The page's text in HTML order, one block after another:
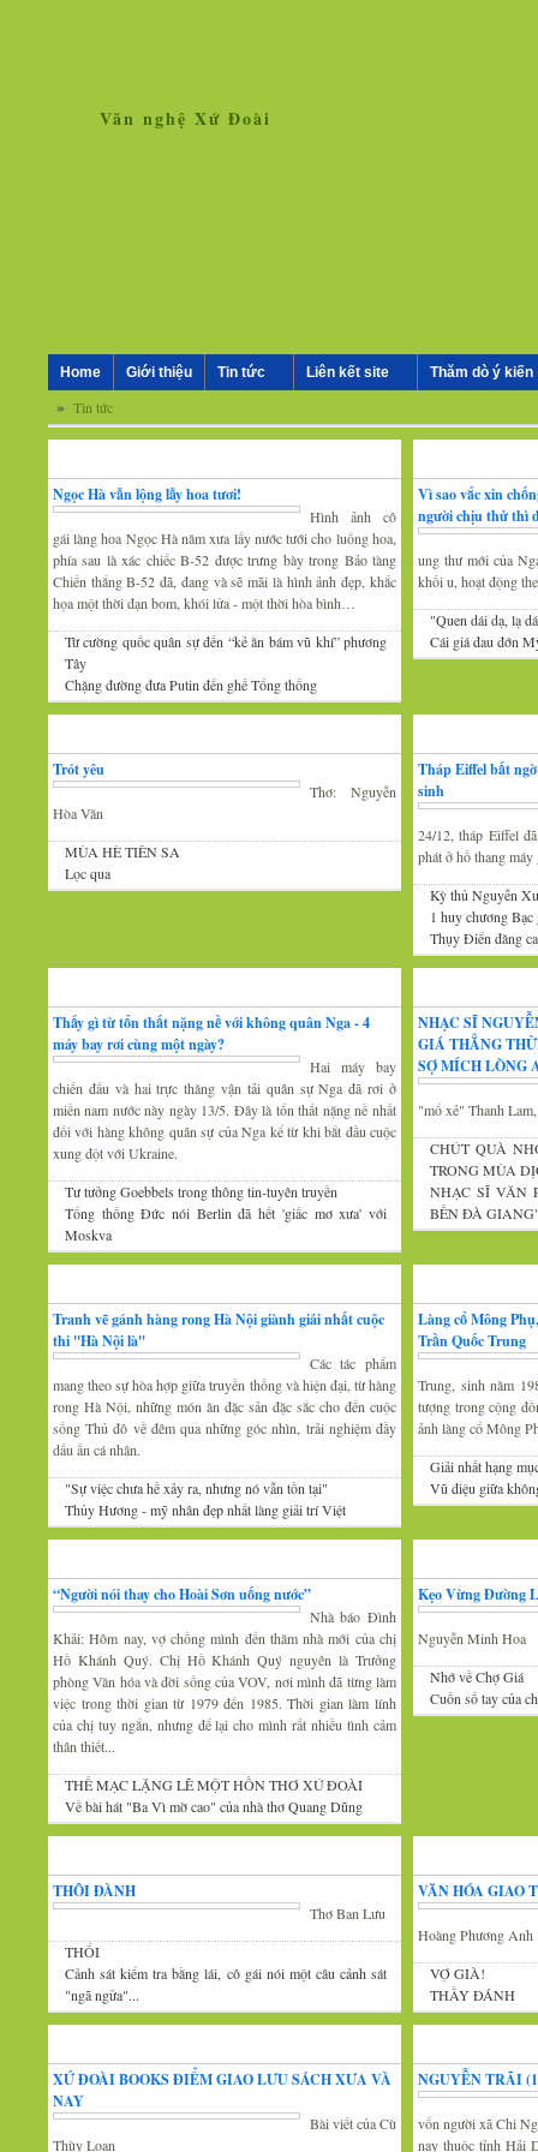
Văn nghệ Xứ Đoài
Home Giới thiệu Tin tức Liên kết site Thăm dò ý kiến
» Tin tức
Ngọc Hà vẫn lộng lẫy hoa tươi!
Hình ảnh cô
gái làng hoa Ngọc Hà năm xưa lấy nước tưới cho luống hoa,
phía sau là xác chiếc B-52 được trưng bày trong Bảo tàng
Chiến thắng B-52 đã, đang và sẽ mãi là hình ảnh đẹp, khắc
họa một thời đạn bom, khói lửa - một thời hòa bình…
Từ cường quốc quân sự đến “kẻ ăn bám vũ khí” phương
Tây
Chặng đường đưa Putin đến ghế Tổng thống
Vì sao vắc xin
người chịu thử thì
ung thư mới của
khối u, hoạt động
"Quen dái dạ, lạ
Cái giá đau đớn
Trót yêu
Thơ: Nguyễn
Hòa Văn
MÙA HÈ TIÊN SA
Lọc qua
Tháp Eiffel bất
sinh
24/12, tháp Eiffel
phát ở hố thang máy
Kỳ thủ Nguyễn
1 huy chương
Thụy Điển đăng
Thấy gì từ tổn thất nặng nề với không quân Nga - 4
máy bay rơi cùng một ngày?
Hai máy bay
chiến đấu và hai trực thăng vận tải quân sự Nga đã rơi ở
miền nam nước này ngày 13/5. Đây là tổn thất nặng nề nhất
đối với hàng không quân sự của Nga kể từ khi bắt đầu cuộc
xung đột với Ukraine.
Tư tưởng Goebbels trong thông tin-tuyên truyền
Tổng thống Đức nói Berlin đã hết 'giấc mơ xưa' với
Moskva
NHẠC SĨ
GIÁ THẲNG
SỢ MÍCH LÒNG
"mổ xẻ" Thanh
CHÚT QUÀ
TRONG MÙA
NHẠC SĨ VĂN
BẾN ĐÀ
Tranh vẽ gánh hàng rong Hà Nội giành giải nhất cuộc
thi ''Hà Nội là''
Các tác phẩm
mang theo sự hòa hợp giữa truyền thống và hiện đại, từ hàng
rong Hà Nội, những món ăn đặc sản đặc sắc cho đến cuộc
sống Thủ đô về đêm qua những góc nhìn, trải nghiệm đầy
dấu ấn cá nhân.
"Sự việc chưa hề xảy ra, nhưng nó vẫn tồn tại"
Thủy Hương - mỹ nhân đẹp nhất làng giải trí Việt
Làng cổ Mông
Trần Quốc Trung
Trung, sinh năm
tượng trong cộng
ảnh làng cổ Mông
Giải nhất hạng
Vũ điệu giữa
“Người nói thay cho Hoài Sơn uống nước”
Nhà báo Đình
Khải: Hôm nay, vợ chồng mình đến thăm nhà mới của chị
Hồ Khánh Quý. Chị Hồ Khánh Quý nguyên là Trưởng
phòng Văn hóa và đời sống của VOV, nơi mình đã từng làm
việc trong thời gian từ 1979 đến 1985. Thời gian làm lính
của chị tuy ngắn, nhưng để lại cho mình rất nhiều tình cảm
thân thiết...
THẾ MẠC LẶNG LẼ MỘT HỒN THƠ XỨ ĐOÀI
Về bài hát "Ba Vì mờ cao" của nhà thơ Quang Dũng
Kẹo Vừng Đường
Nguyễn Minh Hoa
Nhớ về Chợ Giá
Cuốn sổ tay của
THÔI ĐÀNH
Thơ Ban Lưu
THỔI
Cảnh sát kiểm tra bằng lái, cô gái nói một câu cảnh sát
"ngã ngửa"...
VĂN HÓA GIAO
Hoàng Phương Anh
VỢ GIÀ!
THẦY ĐÁNH
XỨ ĐOÀI BOOKS ĐIỂM GIAO LƯU SÁCH XƯA VÀ
NAY
Bài viết của Cù
Thùy Loan
NGUYỄN TRÃI
vốn người xã Chi
nay thuộc tỉnh Hải